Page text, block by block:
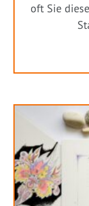
oft Sie